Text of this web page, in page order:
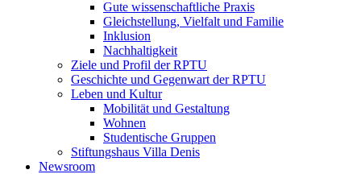
Gute wissenschaftliche Praxis
Gleichstellung, Vielfalt und Familie
Inklusion
Nachhaltigkeit
Ziele und Profil der RPTU
Geschichte und Gegenwart der RPTU
Leben und Kultur
Mobilität und Gestaltung
Wohnen
Studentische Gruppen
Stiftungshaus Villa Denis
Newsroom